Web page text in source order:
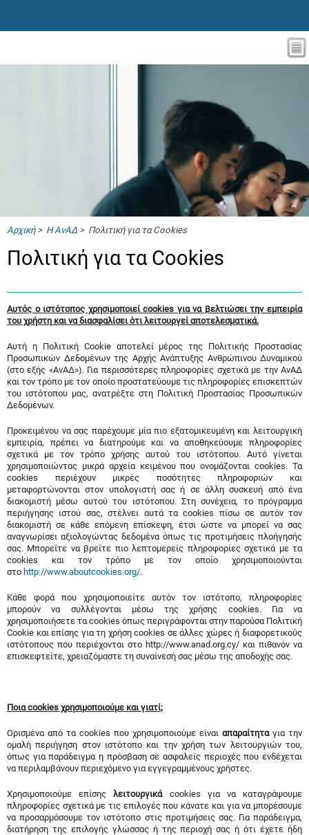
Αρχική> Η ΑνΑΔ > Πολιτική για τα Cookies
Πολιτική για τα Cookies
Αυτός ο ιστότοπος χρησιμοποιείcookies για να βελτιώσει την εμπειρία
του χρήστη και να διασφαλίσει ότι λειτουργεί αποτελεσματικά.
Αυτή η Πολιτική Cookie αποτελεί μέρος της Πολιτικής Προστασίας
Προσωπικών Δεδομένων της Αρχής Ανάπτυξης Ανθρώπινου Δυναμικού
(στο εξής «ΑνΑΔ»). Για περισσότερες πληροφορίες σχετικά με την ΑνΑΔ
και τον τρόπο με τον οποίο προστατεύουμε τις πληροφορίες επισκεπτών
του ιστότοπου μας, ανατρέξτε στη Πολιτική Προστασίας Προσωπικών
Δεδομένων.
Προκειμένου να σας παρέχουμε μία πιο εξατομικευμένη και λειτουργική
εμπειρία, πρέπει να διατηρούμε και να αποθηκεύουμε πληροφορίες
σχετικά με τον τρόπο χρήσης αυτού του ιστότοπου. Αυτό γίνεται
χρησιμοποιώντας μικρά αρχεία κειμένου που ονομάζονται cookies. Τα
cookies περιέχουν μικρές ποσότητες πληροφοριών και
μεταφορτώνονται στον υπολογιστή σας ή σε άλλη συσκευή από ένα
διακομιστή μέσω αυτού του ιστότοπου. Στη συνέχεια, το πρόγραμμα
περιήγησης ιστού σας, στέλνει αυτά τα cookies πίσω σε αυτόν τον
διακομιστή σε κάθε επόμενη επίσκεψη, έτσι ώστε να μπορεί να σας
αναγνωρίσει αξιολογώντας δεδομένα όπως τις προτιμήσεις πλοήγησής
σας. Μπορείτε να βρείτε πιο λεπτομερείς πληροφορίες σχετικά με τα
cookies και τον τρόπο με τον οποίο χρησιμοποιούνται
στο http://www.aboutcookies.org/.
Κάθε φορά που χρησιμοποιείτε αυτόν τον ιστότοπο, πληροφορίες
μπορούν να συλλέγονται μέσω της χρήσης cookies. Για να
χρησιμοποιήσετε τα cookies όπως περιγράφονται στην παρούσα Πολιτική
Cookie και επίσης για τη χρήση cookies σε άλλες χώρες ή διαφορετικούς
ιστότοπους που περιέχονται στο http://www.anad.org.cy/ και πιθανόν να
επισκεφτείτε, χρειαζόμαστε τη συναίνεσή σας μέσω της αποδοχής σας.
Ποιαcookies χρησιμοποιούμε και γιατί;
Ορισμένα από τα cookies που χρησιμοποιούμε είναι απαραίτηταγια την
ομαλή περιήγηση στον ιστότοπο και την χρήση των λειτουργιών του,
όπως για παράδειγμα η πρόσβαση σε ασφαλείς περιοχές που ενδέχεται
να περιλαμβάνουν περιεχόμενο για εγγεγραμμένους χρήστες.
Χρησιμοποιούμε επίσηςλειτουργικάcookies για να καταγράψουμε
πληροφορίες σχετικά με τις επιλογές που κάνατε και για να μπορέσουμε
να προσαρμόσουμε τον ιστότοπο στις προτιμήσεις σας. Για παράδειγμα,
διατήρηση της επιλογής γλώσσας ή της περιοχή σας ή ότι έχετε ήδη